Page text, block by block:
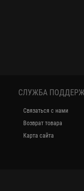
СЛУЖБА
Связаться с нами
Возврат товара
Карта сайта